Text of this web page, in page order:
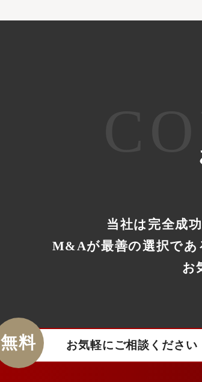
当社は完全成
M&Aが最善の選択であ
お
無料 お気軽にご相談ください